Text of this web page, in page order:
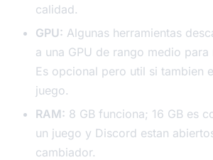
calidad.
GPU: Algunas herramientas
a una GPU de rango medio para
Es opcional pero util si tambien
juego.
RAM: 8 GB funciona; 16 GB es
un juego y Discord estan
cambiador.